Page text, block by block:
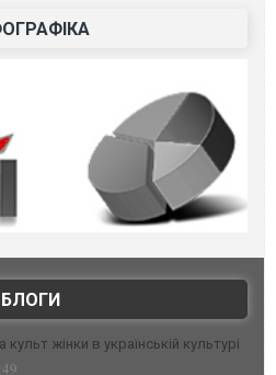
БЛОГИ
жінки в українській культурі